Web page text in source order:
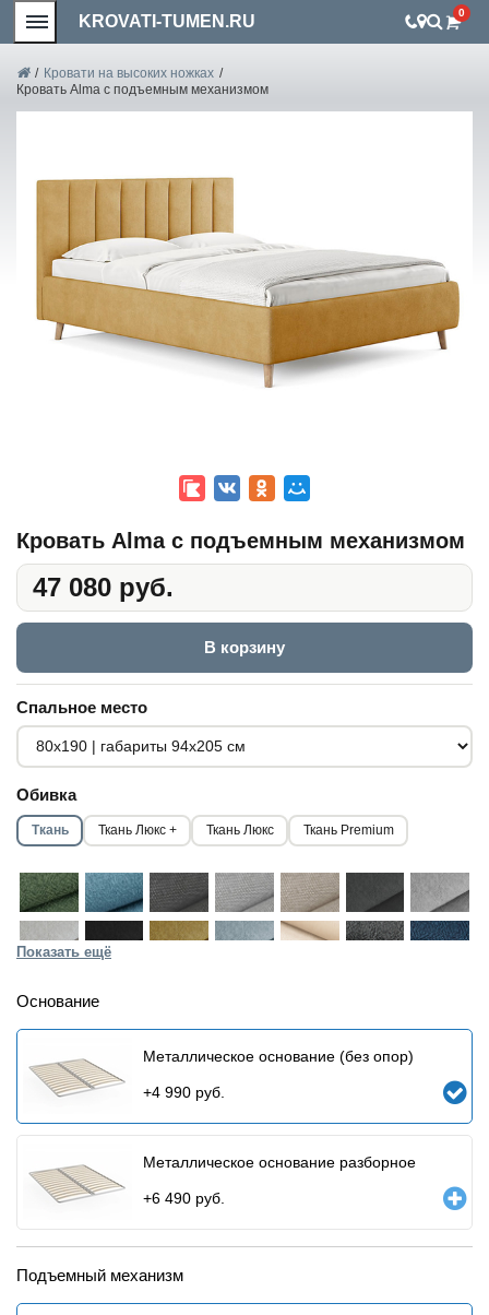
KROVATI-TUMEN.RU 0
/ Кровати на высоких ножках /
Кровать Alma с подъемным механизмом
Кровать Alma с подъемным механизмом
47 080 руб.
В корзину
Спальное место
Обивка
Ткань Ткань Люкс + Ткань Люкс Ткань Premium
Показать ещё
Основание
Металлическое основание (без опор)
+4 990 руб.
Металлическое основание разборное
+6 490 руб.
Подъемный механизм